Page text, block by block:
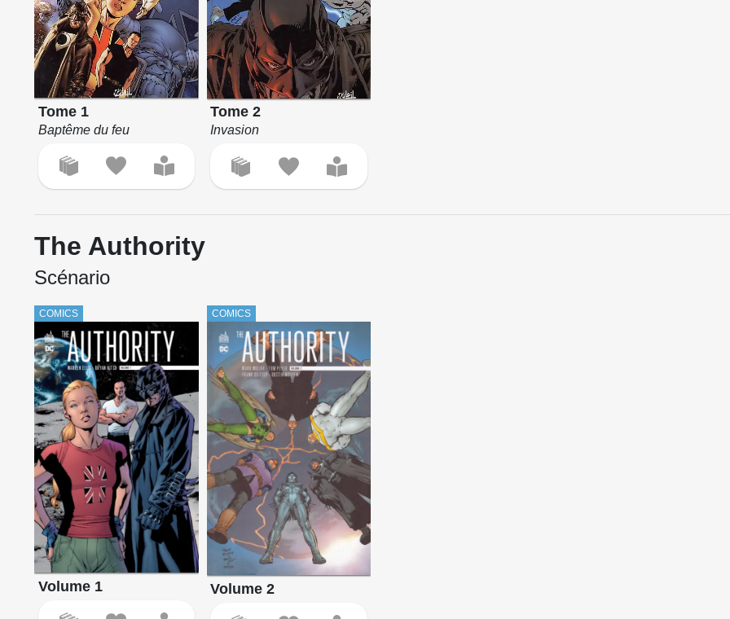
Tome 1
Baptême du feu
Tome 2
Invasion
The Authority
Scénario
COMICS
Volume 1
COMICS
Volume 2